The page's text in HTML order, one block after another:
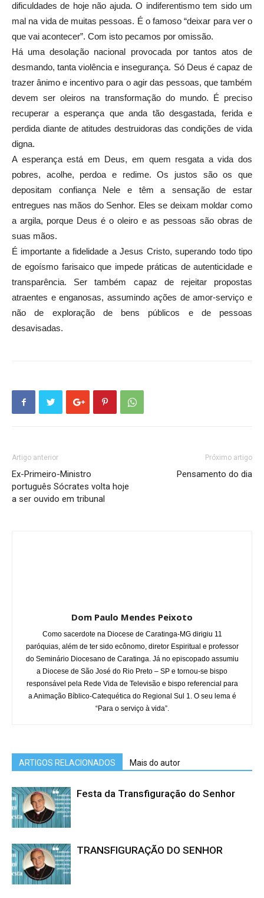
dificuldades de hoje não ajuda. O indiferentismo tem sido um
mal na vida de muitas pessoas. É o famoso “deixar para ver o
que vai acontecer”. Com isto pecamos por omissão.
Há uma desolação nacional provocada por tantos atos de
desmando, tanta violência e insegurança. Só Deus é capaz de
trazer ânimo e incentivo para o agir das pessoas, que também
devem ser oleiros na transformação do mundo. É preciso
recuperar a esperança que anda tão desgastada, ferida e
perdida diante de atitudes destruidoras das condições de vida
digna.
A esperança está em Deus, em quem resgata a vida dos
pobres, acolhe, perdoa e redime. Os justos são os que
depositam confiança Nele e têm a sensação de estar
entregues nas mãos do Senhor. Eles se deixam moldar como
a argila, porque Deus é o oleiro e as pessoas são obras de
suas mãos.
É importante a fidelidade a Jesus Cristo, superando todo tipo
de egoísmo farisaico que impede práticas de autenticidade e
transparência. Ser também capaz de rejeitar propostas
atraentes e enganosas, assumindo ações de amor-serviço e
não de exploração de bens públicos e de pessoas
desavisadas.
Artigo anterior
Ex-Primeiro-Ministro
português Sócrates volta hoje
a ser ouvido em tribunal
Próximo artigo
Pensamento do dia
Dom Paulo Mendes Peixoto
Como sacerdote na Diocese de Caratinga-MG dirigiu 11
paróquias, além de ter sido ecônomo, diretor Espiritual e professor
do Seminário Diocesano de Caratinga. Já no episcopado assumiu
a Diocese de São José do Rio Preto – SP e tornou-se bispo
responsável pela Rede Vida de Televisão e bispo referencial para
a Animação Bíblico-Catequética do Regional Sul 1. O seu lema é
“Para o serviço à vida”.
ARTIGOS RELACIONADOS Mais do autor
Festa da Transfiguração do Senhor
TRANSFIGURAÇÃO DO SENHOR